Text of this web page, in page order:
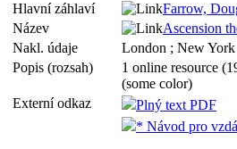
Hlavní záhlaví
Farrow,
Název
Ascension
Nakl. údaje
London ; New
Popis (rozsah)
1 online resource
(some color)
Externí odkaz
Plný text PDF
* Návod pro